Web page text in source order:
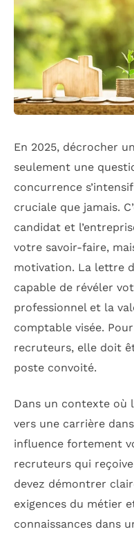
En 2025, décrocher
seulement une
concurrence
cruciale que jamais.
candidat et
votre savoir-faire,
motivation. La lettre
capable de révéler
professionnel et la
comptable visée.
recruteurs, elle doit
poste convoité.
Dans un contexte où
vers une carrière
influence fortement
recruteurs qui
devez démontrer
exigences du métier
connaissances dans